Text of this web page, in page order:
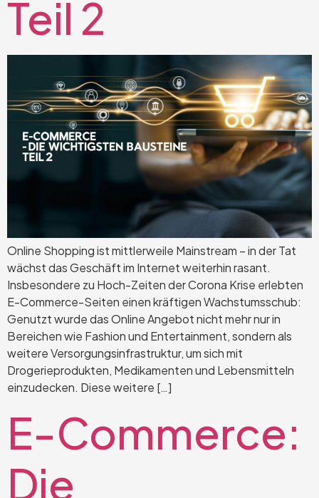
Teil 2
Online Shopping ist mittlerweile Mainstream – in der Tat
wächst das Geschäft im Internet weiterhin rasant.
Insbesondere zu Hoch-Zeiten der Corona Krise erlebten
E-Commerce-Seiten einen kräftigen Wachstumsschub:
Genutzt wurde das Online Angebot nicht mehr nur in
Bereichen wie Fashion und Entertainment, sondern als
weitere Versorgungsinfrastruktur, um sich mit
Drogerieprodukten, Medikamenten und Lebensmitteln
einzudecken. Diese weitere […]
E-Commerce:
Die